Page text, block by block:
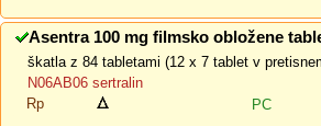
Asentra 100 mg filmsko obložene
škatla z 84 tabletami (12 x 7 tablet v
N06AB06 sertralin
Rp
PC